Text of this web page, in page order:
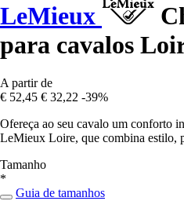
LeMieux
para cavalos
A partir de
€ 52,45 € 32,22 -39%
Ofereça ao seu cavalo um conforto
LeMieux Loire, que combina estilo,
Tamanho
*
Guia de tamanhos